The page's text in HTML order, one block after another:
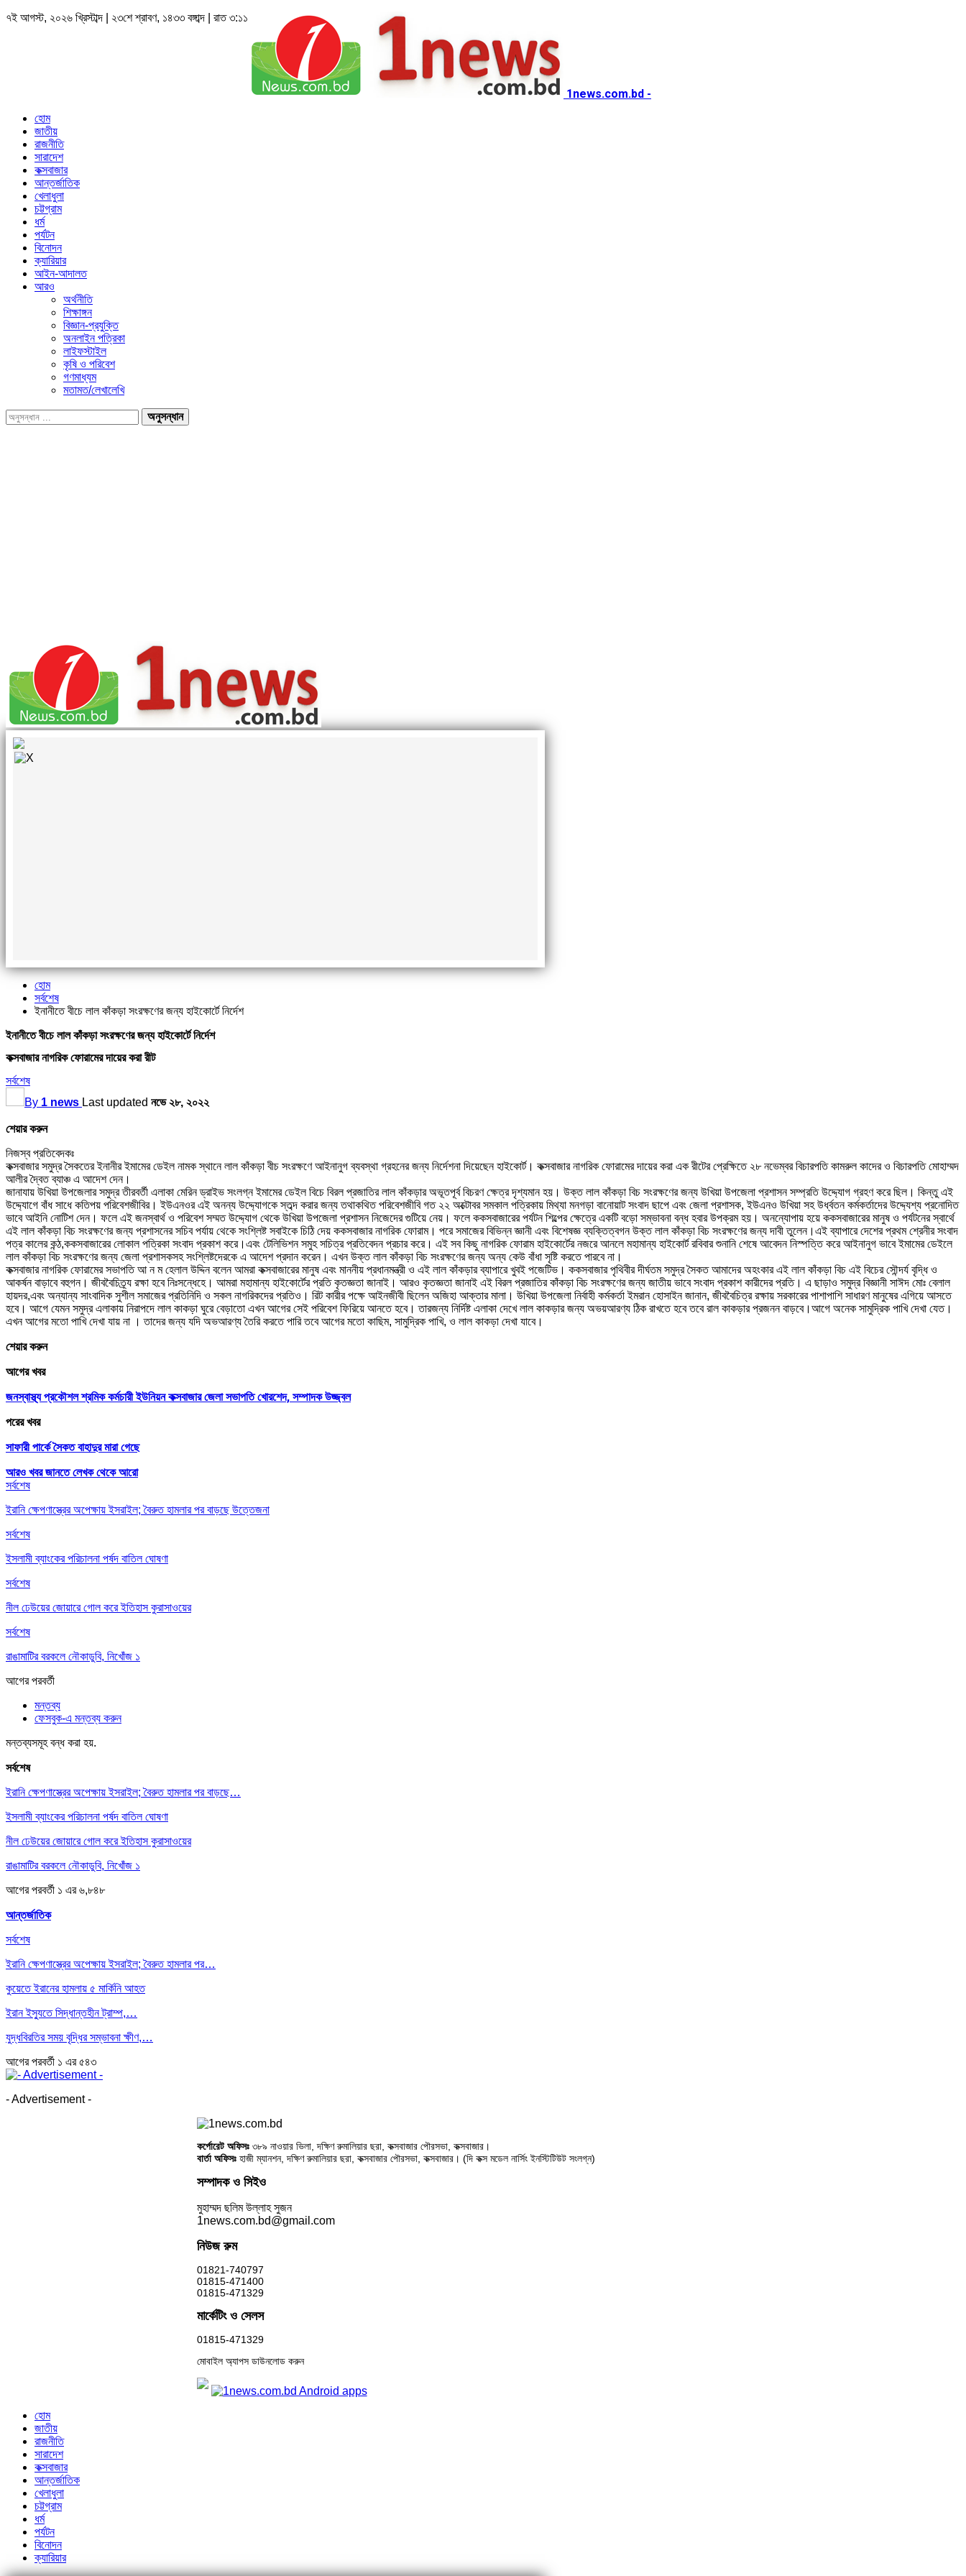
৭ই আগস্ট, ২০২৬ খ্রিস্টাব্দ | ২৩শে শ্রাবণ, ১৪৩৩ বঙ্গাব্দ | রাত ৩:১১
1news.com.bd -
হোম
জাতীয়
রাজনীতি
সারাদেশ
কক্সবাজার
আন্তর্জাতিক
খেলাধুলা
চট্টগ্রাম
ধর্ম
পর্যটন
বিনোদন
ক্যারিয়ার
আইন-আদালত
আরও
অর্থনীতি
শিক্ষাঙ্গন
বিজ্ঞান-প্রযুক্তি
অনলাইন পত্রিকা
লাইফস্টাইল
কৃষি ও পরিবেশ
গণমাধ্যম
মতামত/লেখালেখি
হোম
সর্বশেষ
ইনানীতে বীচে লাল কাঁকড়া সংরক্ষণের জন্য হাইকোর্টে নির্দেশ
ইনানীতে বীচে লাল কাঁকড়া সংরক্ষণের জন্য হাইকোর্টে নির্দেশ
কক্সবাজার নাগরিক ফোরামের দায়ের করা রীট
সর্বশেষ
By 1 news Last updated নভে ২৮, ২০২২
শেয়ার করুন
নিজস্ব প্রতিবেদকঃ
কক্সবাজার সমুদ্র সৈকতের ইনানীর ইমামের ডেইল নামক স্থানে লাল কাঁকড়া বীচ সংরক্ষণে আইনানুগ ব্যবস্থা গ্রহনের জন্য নির্দেশনা দিয়েছেন হাইকোর্ট। কক্সবাজার নাগরিক ফোরামের দায়ের করা এক রীটের প্রেক্ষিতে ২৮ নভেম্বর বিচারপতি কামরুল কাদের ও বিচারপতি মোহাম্মদ
আলীর দ্বৈত ব্যাঞ্চ এ আদেশ দেন।
জানাযায় উখিয়া উপজেলার সমুদ্র তীরবর্তী এলাকা মেরিন ড্রাইভ সংলগ্ন ইমামের ডেইল বিচে বিরল প্রজাতির লাল কাঁকড়ার অভূতপূর্ব বিচরণ ক্ষেত্র দৃশ্যমান হয়। উক্ত লাল কাঁকড়া বিচ সংরক্ষণের জন্য উখিয়া উপজেলা প্রশাসন সম্প্রতি উদ্দ্যোগ গ্রহণ করে ছিল। কিন্তু এই
উদ্দ্যোগে বাঁধ সাধে কতিপয় পরিবেশজীবির। ইউএনওর এই অনন্য উদ্দ্যোগকে স্তব্দ করার জন্য তথাকথিত পরিবেশজীবি গত ২২ অক্টোবর সমকাল পত্রিকায় মিথ্যা মনগড়া বানোয়াট সংবাদ ছাপে এবং জেলা প্রশাসক, ইউএনও উখিয়া সহ উর্ধ্বতন কর্মকর্তাদের উদ্দ্যেশ্য প্রনোদিত
ভাবে আইনি নোটিশ দেন। ফলে এই জনস্বার্থ ও পরিবেশ সম্মত উদ্দ্যোগ থেকে উখিয়া উপজেলা প্রশাসন নিজেদের গুটিয়ে নেয়। ফলে ককসবাজারের পর্যটন শিল্পের ক্ষেত্রে একটি বড়ো সম্ভাবনা বন্ধ হবার উপক্রম হয়। অনন্যোপায় হয়ে ককসবাজারের মানুষ ও পর্যটনের স্বার্থে
এই লাল কাঁকড়া বিচ সংরক্ষণের জন্য প্রশাসনের সচিব পর্যায় থেকে সংশ্লিষ্ট সবাইকে চিঠি দেয় ককসবাজার নাগরিক ফোরাম। পরে সমাজের বিভিন্ন জ্ঞানী এবং বিশেষজ্ঞ ব্যক্তিত্বগন উক্ত লাল কাঁকড়া বিচ সংরক্ষণের জন্য দাবী তুলেন।এই ব্যাপারে দেশের প্রথম শ্রেনীর সংবাদ
পত্র কালের কন্ঠ,ককসবাজারের লোকাল পত্রিকা সংবাদ প্রকাশ করে।এবং টেলিভিশন সমুহ সচিত্র প্রতিবেদন প্রচার করে। এই সব কিছু নাগরিক ফোরাম হাইকোর্টের নজরে আনলে মহামান্য হাইকোর্ট রবিবার শুনানি শেষে আবেদন নিস্পত্তি করে আইনানুগ ভাবে ইমামের ডেইলে
লাল কাঁকড়া বিচ সংরক্ষণের জন্য জেলা প্রশাসকসহ সংশ্লিষ্টদেরকে এ আদেশ প্রদান করেন। এখন উক্ত লাল কাঁকড়া বিচ সংরক্ষণের জন্য অন্য কেউ বাঁধা সৃষ্টি করতে পারবে না।
কক্সবাজার নাগরিক ফোরামের সভাপতি আ ন ম হেলাল উদ্দিন বলেন আমরা কক্সবাজারের মানুষ এবং মাননীয় প্রধানমন্ত্রী ও এই লাল কাঁকড়ার ব্যাপারে খুবই পজেটিভ। ককসবাজার পৃথিবীর দীর্ঘতম সমুদ্র সৈকত আমাদের অহংকার এই লাল কাঁকড়া বিচ এই বিচের সৌন্দর্য বৃদ্ধি ও
আকর্ষন বাড়াবে বহুগন। জীববৈচিত্র্য রক্ষা হবে নিঃসন্ধেহে। আমরা মহামান্য হাইকোর্টের প্রতি কৃতজ্ঞতা জানাই। আরও কৃতজ্ঞতা জানাই এই বিরল প্রজাতির কাঁকড়া বিচ সংরক্ষণের জন্য জাতীয় ভাবে সংবাদ প্রকাশ কারীদের প্রতি। এ ছাড়াও সমুদ্র বিজ্ঞানী সাঈদ মোঃ বেলাল
হায়দর,এবং অন্যান্য সাংবাদিক সুশীল সমাজের প্রতিনিদি ও সকল নাগরিকদের প্রতিও। রিট কারীর পক্ষে আইনজীবী ছিলেন অজিহা আক্তার মালা। উখিয়া উপজেলা নির্বাহী কর্মকর্তা ইমরান হোসাইন জানান, জীববৈচিত্র রক্ষায় সরকারের পাশাপাশি সাধারণ মানুষের এগিয়ে আসতে
হবে। আগে যেমন সমুদ্র এলাকায় নিরাপদে লাল কাকড়া ঘুরে বেড়াতো এখন আগের সেই পরিবেশ ফিরিয়ে আনতে হবে। তারজন্য নির্দিষ্ট এলাকা দেখে লাল কাকড়ার জন্য অভয়আরণ্য ঠিক রাখতে হবে তবে রাল কাকড়ার প্রজনন বাড়বে।আগে অনেক সামুদ্রিক পাখি দেখা যেত।
এখন আগের মতো পাখি দেখা যায় না । তাদের জন্য যদি অভআরণ্য তৈরি করতে পারি তবে আগের মতো কাছিম, সামুদ্রিক পাখি, ও লাল কাকড়া দেখা যাবে।
শেয়ার করুন
আগের খবর
জনস্বাস্থ্য প্রকৌশল শ্রমিক কর্মচারী ইউনিয়ন কক্সবাজার জেলা সভাপতি খোরশেদ, সম্পাদক উজ্জ্বল
পরের খবর
সাফারী পার্কে সৈকত বাহাদুর মারা গেছে
আরও খবর জানতে লেখক থেকে আরো
সর্বশেষ
ইরানি ক্ষেপণাস্ত্রের অপেক্ষায় ইসরাইল; বৈরুত হামলার পর বাড়ছে উত্তেজনা
সর্বশেষ
ইসলামী ব্যাংকের পরিচালনা পর্ষদ বাতিল ঘোষণা
সর্বশেষ
নীল ঢেউয়ের জোয়ারে গোল করে ইতিহাস কুরাসাওয়ের
সর্বশেষ
রাঙামাটির বরকলে নৌকাডুবি, নিখোঁজ ১
আগেরপরবর্তী
মন্তব্য
ফেসবুক-এ মন্তব্য করুন
মন্তব্যসমূহ বন্ধ করা হয়.
সর্বশেষ
ইরানি ক্ষেপণাস্ত্রের অপেক্ষায় ইসরাইল; বৈরুত হামলার পর বাড়ছে…
ইসলামী ব্যাংকের পরিচালনা পর্ষদ বাতিল ঘোষণা
নীল ঢেউয়ের জোয়ারে গোল করে ইতিহাস কুরাসাওয়ের
রাঙামাটির বরকলে নৌকাডুবি, নিখোঁজ ১
আগেরপরবর্তী ১ এর ৬,৮৪৮
আন্তর্জাতিক
সর্বশেষ
ইরানি ক্ষেপণাস্ত্রের অপেক্ষায় ইসরাইল; বৈরুত হামলার পর…
কুয়েতে ইরানের হামলায় ৫ মার্কিনি আহত
ইরান ইস্যুতে সিদ্ধান্তহীন ট্রাম্প,…
যুদ্ধবিরতির সময় বৃদ্ধির সম্ভাবনা ক্ষীণ,…
আগেরপরবর্তী ১ এর ৫৪৩
- Advertisement -
কর্পোরেট অফিসঃ৩৮৯ নাওয়ার ভিলা, দক্ষিণ রুমালিয়ার ছরা, কক্সবাজার পৌরসভা, কক্সবাজার।
বার্তা অফিসঃ হাজী ম্যানশন, দক্ষিণ রুমালিয়ার ছরা, কক্সবাজার পৌরসভা, কক্সবাজার। (দি কক্স মডেল নার্সিং ইনস্টিটিউট সংলগ্ন)
সম্পাদক ও সিইও
মুহাম্মদ ছলিম উল্লাহ সুজন
1news.com.bd@gmail.com
নিউজ রুম
01821-740797
01815-471400
01815-471329
মার্কেটিং ও সেলস
01815-471329
মোবাইল অ্যাপস ডাউনলোড করুন
হোম
জাতীয়
রাজনীতি
সারাদেশ
কক্সবাজার
আন্তর্জাতিক
খেলাধুলা
চট্টগ্রাম
ধর্ম
পর্যটন
বিনোদন
ক্যারিয়ার